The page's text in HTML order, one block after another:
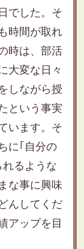
でした。そ
時間が取れ
時は、部活
大変な日々
しながら授
という事実
います。そ
に｢自分の
るような
な事に興味
んしてくだ
アップを目